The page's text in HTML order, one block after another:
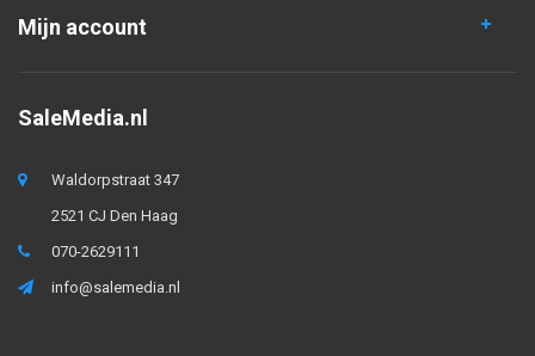
Mijn account
SaleMedia.nl
Waldorpstraat 347
2521 CJ Den Haag
070-2629111
info@salemedia.nl